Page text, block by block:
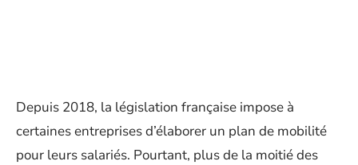
Depuis 2018, la législation française impose à
certaines entreprises d’élaborer un plan de mobilité
pour leurs salariés. Pourtant, plus de la moitié des